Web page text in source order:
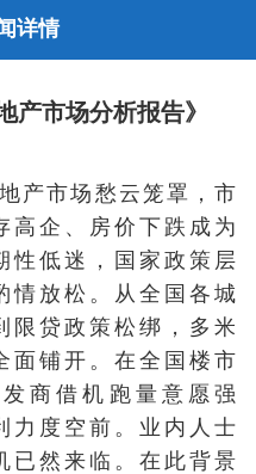
详情
产市场分析报告》
产市场愁云笼罩，市
高企、房价下跌成为
性低迷，国家政策层
情放松。从全国各城
限贷政策松绑，多米
面铺开。在全国楼市
商借机跑量意愿强
力度空前。业内人士
已然来临。在此背景